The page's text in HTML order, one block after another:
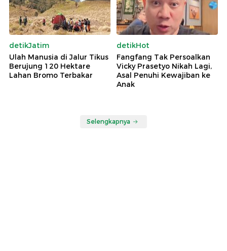
detikJatim
Ulah Manusia di Jalur Tikus
Berujung 120 Hektare
Lahan Bromo Terbakar
detikHot
Fangfang Tak Persoalkan
Vicky Prasetyo Nikah Lagi,
Asal Penuhi Kewajiban ke
Anak
Selengkapnya